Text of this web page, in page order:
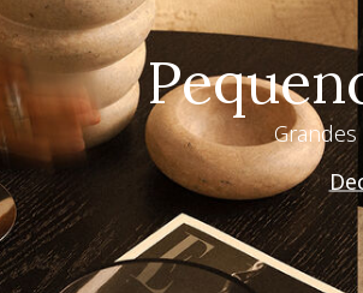
Especial
Westwing +